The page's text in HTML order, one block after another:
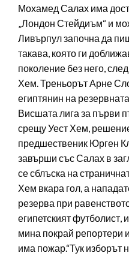
Мохамед Салах има
„Лондон Стейдиъм“ и
Ливърпул започна да
такава, която ги
поколение без него,
Хем. Треньорът Арне
египтянин на
Висшата лига за първи
срещу Уест Хем,
предшественик Юрген
завърши със Салах в
се сблъска на
Хем вкара гол, а
резерва при
египетският футболист,
мина покрай репортери
има пожар.“Тук